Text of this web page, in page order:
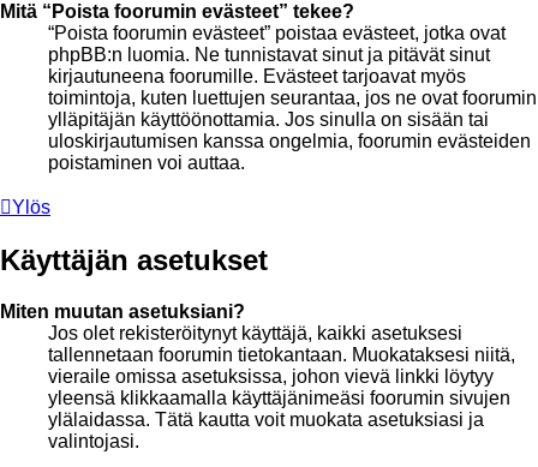
Mitä “Poista foorumin evästeet” tekee?
“Poista foorumin evästeet” poistaa evästeet, jotka ovat
phpBB:n luomia. Ne tunnistavat sinut ja pitävät sinut
kirjautuneena foorumille. Evästeet tarjoavat myös
toimintoja, kuten luettujen seurantaa, jos ne ovat foorumin
ylläpitäjän käyttöönottamia. Jos sinulla on sisään tai
uloskirjautumisen kanssa ongelmia, foorumin evästeiden
poistaminen voi auttaa.
Ylös
Käyttäjän asetukset
Miten muutan asetuksiani?
Jos olet rekisteröitynyt käyttäjä, kaikki asetuksesi
tallennetaan foorumin tietokantaan. Muokataksesi niitä,
vieraile omissa asetuksissa, johon vievä linkki löytyy
yleensä klikkaamalla käyttäjänimeäsi foorumin sivujen
ylälaidassa. Tätä kautta voit muokata asetuksiasi ja
valintojasi.